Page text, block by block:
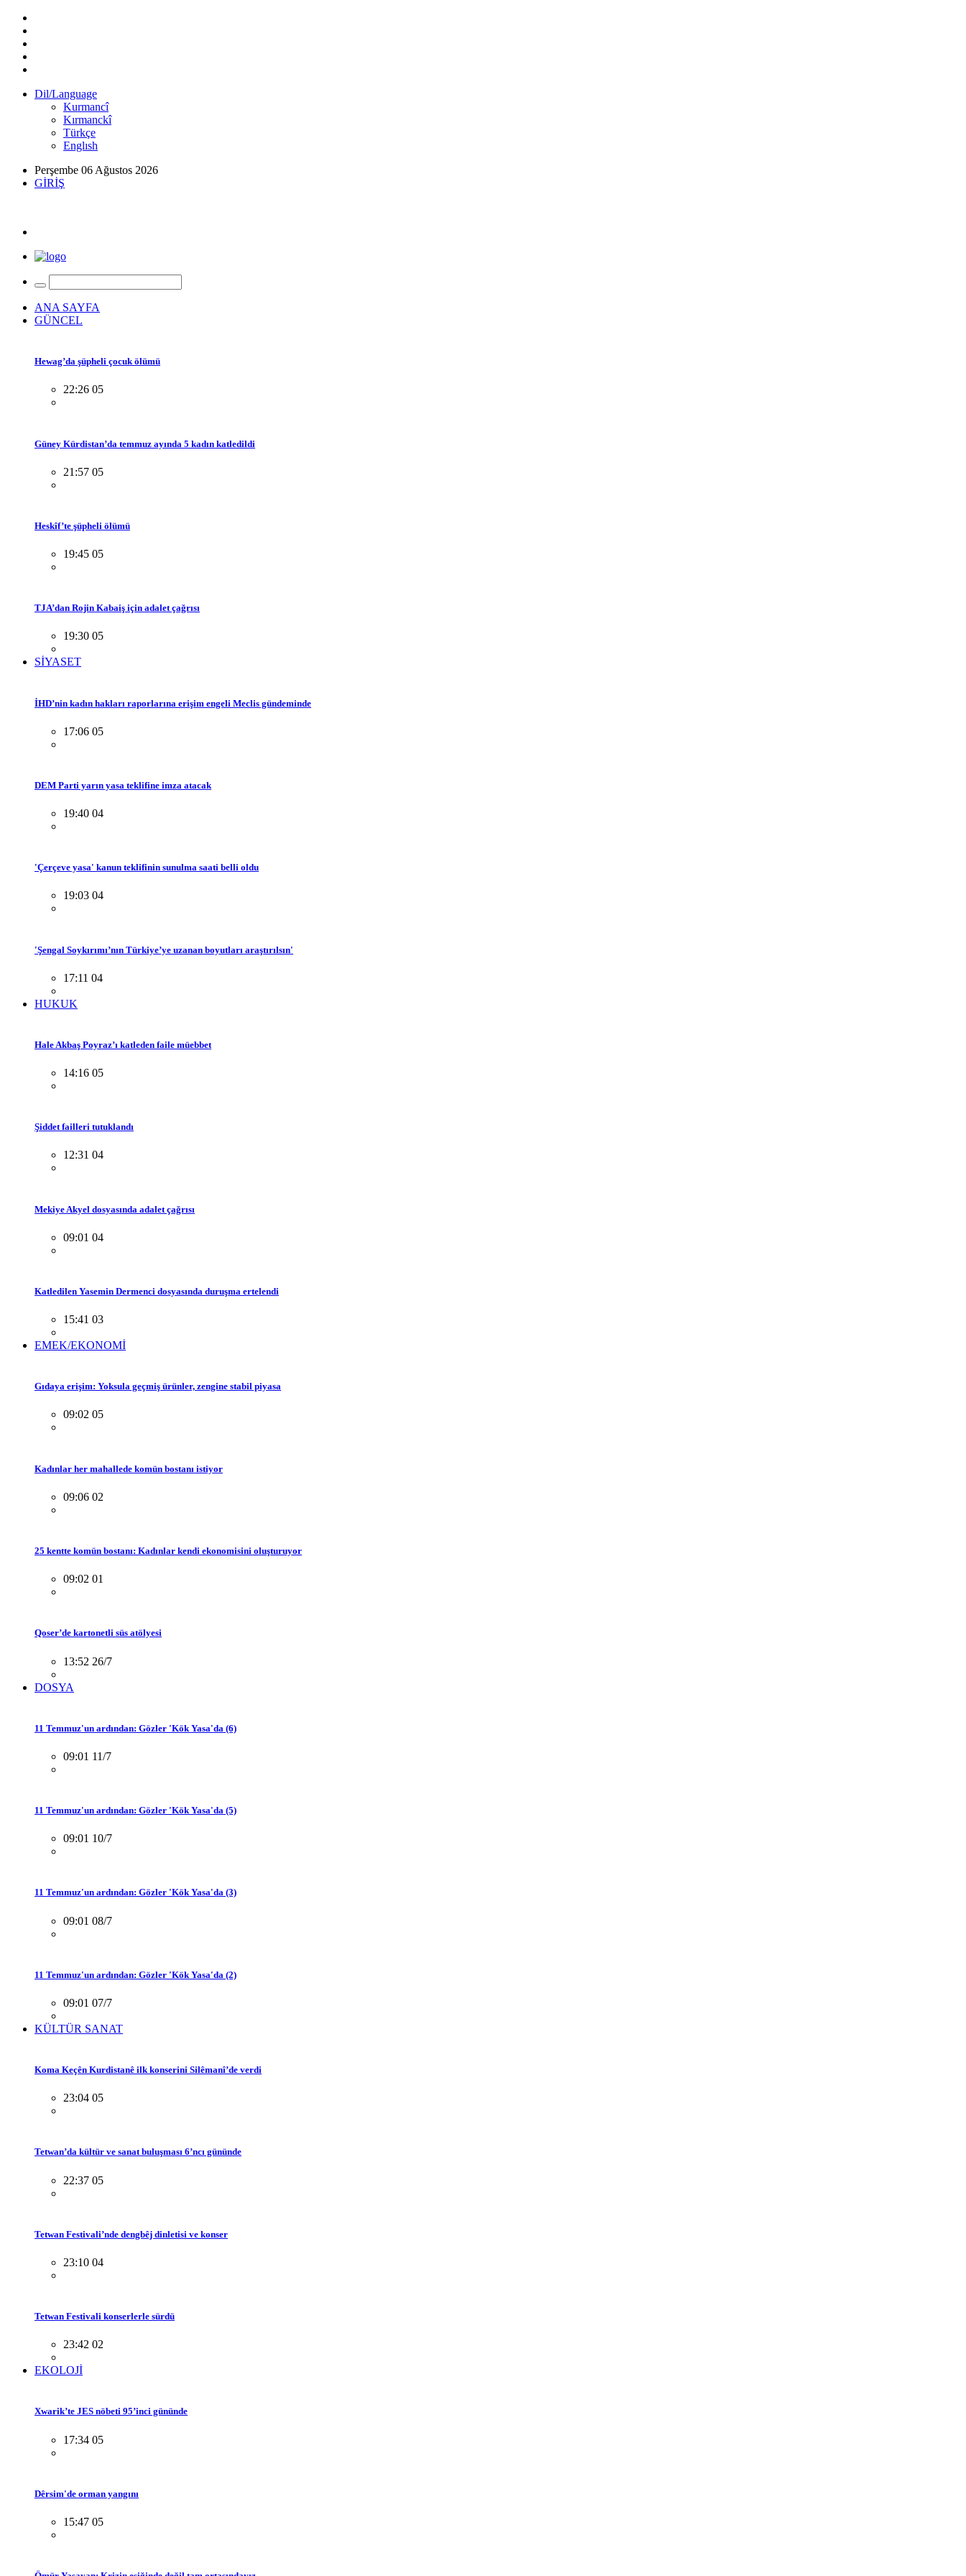
Dil/Language
Kurmancî
Kırmanckî
Türkçe
Englısh
Perşembe 06 Ağustos 2026
GİRİŞ
ANA SAYFA
GÜNCEL
Hewag’da şüpheli çocuk ölümü
22:26 05
Güney Kürdistan’da temmuz ayında 5 kadın katledildi
21:57 05
Heskîf’te şüpheli ölümü
19:45 05
TJA’dan Rojin Kabaiş için adalet çağrısı
19:30 05
SİYASET
İHD’nin kadın hakları raporlarına erişim engeli Meclis gündeminde
17:06 05
DEM Parti yarın yasa teklifine imza atacak
19:40 04
'Çerçeve yasa' kanun teklifinin sunulma saati belli oldu
19:03 04
'Şengal Soykırımı’nın Türkiye’ye uzanan boyutları araştırılsın'
17:11 04
HUKUK
Hale Akbaş Poyraz’ı katleden faile müebbet
14:16 05
Şiddet failleri tutuklandı
12:31 04
Mekiye Akyel dosyasında adalet çağrısı
09:01 04
Katledilen Yasemin Dermenci dosyasında duruşma ertelendi
15:41 03
EMEK/EKONOMİ
Gıdaya erişim: Yoksula geçmiş ürünler, zengine stabil piyasa
09:02 05
Kadınlar her mahallede komün bostanı istiyor
09:06 02
25 kentte komün bostanı: Kadınlar kendi ekonomisini oluşturuyor
09:02 01
Qoser’de kartonetli süs atölyesi
13:52 26/7
DOSYA
11 Temmuz'un ardından: Gözler 'Kök Yasa'da (6)
09:01 11/7
11 Temmuz'un ardından: Gözler 'Kök Yasa'da (5)
09:01 10/7
11 Temmuz'un ardından: Gözler 'Kök Yasa'da (3)
09:01 08/7
11 Temmuz'un ardından: Gözler 'Kök Yasa'da (2)
09:01 07/7
KÜLTÜR SANAT
Koma Keçên Kurdistanê ilk konserini Silêmanî’de verdi
23:04 05
Tetwan’da kültür ve sanat buluşması 6’ncı gününde
22:37 05
Tetwan Festivali’nde dengbêj dinletisi ve konser
23:10 04
Tetwan Festivali konserlerle sürdü
23:42 02
EKOLOJİ
Xwarik’te JES nöbeti 95’inci gününde
17:34 05
Dêrsim'de orman yangını
15:47 05